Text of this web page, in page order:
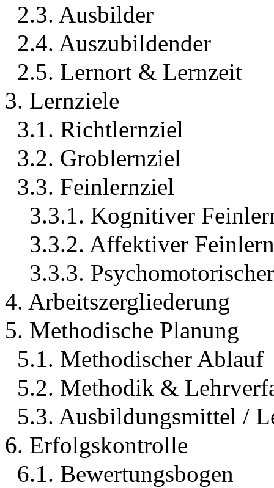
2.3. Ausbilder
2.4. Auszubildender
2.5. Lernort & Lernzeit
3. Lernziele
3.1. Richtlernziel
3.2. Groblernziel
3.3. Feinlernziel
3.3.1. Kognitiver
3.3.2. Affektiver
3.3.3.
4. Arbeitszergliederung
5. Methodische Planung
5.1. Methodischer Ablauf
5.2. Methodik &
5.3. Ausbildungsmittel /
6. Erfolgskontrolle
6.1. Bewertungsbogen